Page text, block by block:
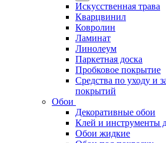
Искусственная трава
Кварцвинил
Ковролин
Ламинат
Линолеум
Паркетная доска
Пробковое покрытие
Средства по уходу и
покрытий
Обои
Декоративные обои
Клей и инструменты
Обои жидкие